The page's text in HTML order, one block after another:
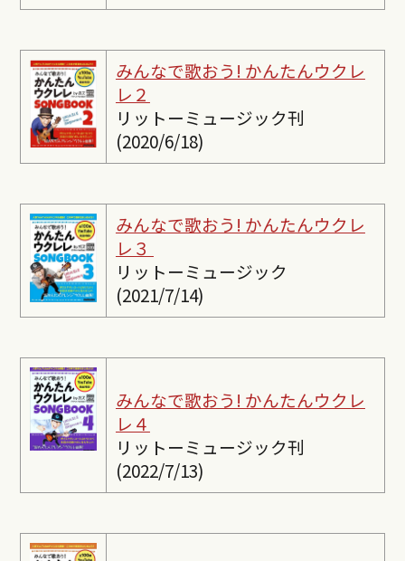
みんなで歌おう! かんたんウクレ
レ２
リットーミュージック刊
(2020/6/18)
みんなで歌おう! かんたんウクレ
レ３
リットーミュージック
(2021/7/14)
みんなで歌おう! かんたんウクレ
レ４
リットーミュージック刊
(2022/7/13)